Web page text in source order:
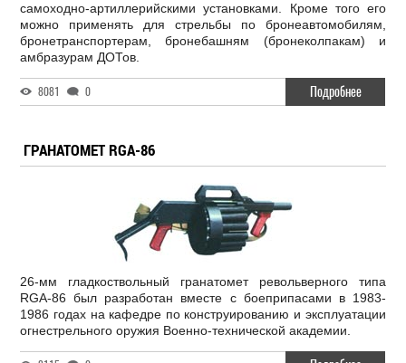
самоходно-артиллерийскими установками. Кроме того его
можно применять для стрельбы по бронеавтомобилям,
бронетранспортерам, бронебашням (бронеколпакам) и
амбразурам ДОТов.
8081 0 Подробнее
ГРАНАТОМЕТ RGA-86
26-мм гладкоствольный гранатомет револьверного типа
RGA-86 был разработан вместе с боеприпасами в 1983-
1986 годах на кафедре по конструированию и эксплуатации
огнестрельного оружия Военно-технической академии.